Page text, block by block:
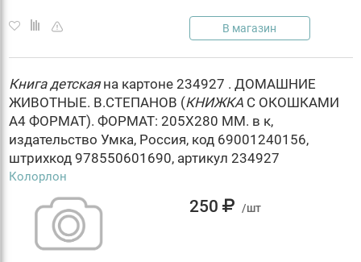
В магазин
Книга детскаяна картоне 234927 . ДОМАШНИЕ
ЖИВОТНЫЕ. В.СТЕПАНОВ (КНИЖКАС ОКОШКАМИ
А4 ФОРМАТ). ФОРМАТ: 205Х280 ММ. в к,
издательство Умка, Россия, код 69001240156,
штрихкод 978550601690, артикул 234927
Колорлон
250 /шт